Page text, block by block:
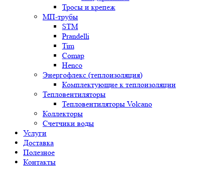
Тросы и крепеж
МП-трубы
STM
Prandelli
Tim
Comap
Henco
Энергофлекс (теплоизоляция)
Комплектующие к теплоизоляции
Тепловентиляторы
Тепловентиляторы Volcano
Коллекторы
Счетчики воды
Услуги
Доставка
Полезное
Контакты